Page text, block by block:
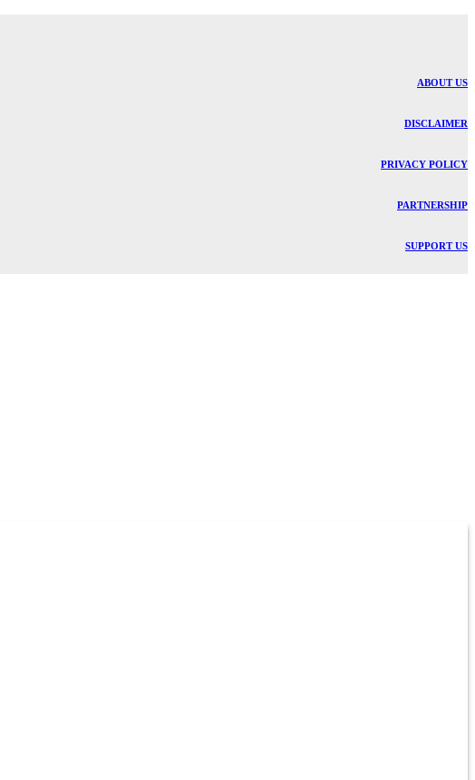
ABOUT US
DISCLAIMER
PRIVACY POLICY
PARTNERSHIP
SUPPORT US